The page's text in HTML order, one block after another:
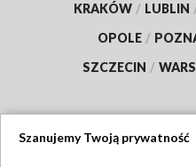
KRAKÓW / LUBLIN
OPOLE /
SZCZECIN /
Szanujemy Twoją prywatność